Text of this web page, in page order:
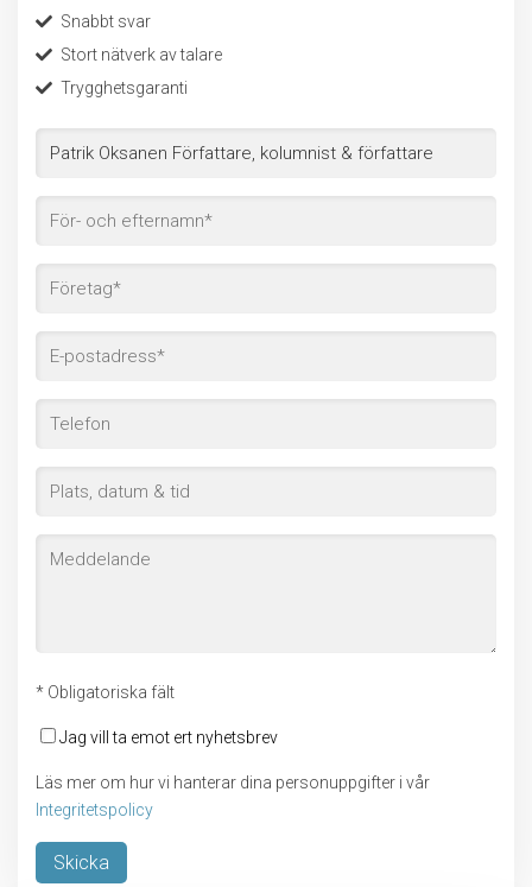
Snabbt svar
Stort nätverk av talare
Trygghetsgaranti
* Obligatoriska fält
Jag vill ta emot ert nyhetsbrev
Läs mer om hur vi hanterar dina personuppgifter i vår
Integritetspolicy